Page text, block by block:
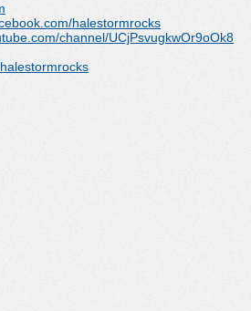
halestormrocks
channel/UCjPsvugkwOr9oOk8
halestormrocks